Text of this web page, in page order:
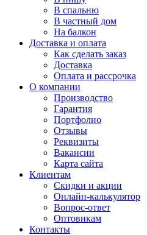
В спальню
В частный дом
На балкон
Доставка и оплата
Как сделать заказ
Доставка
Оплата и рассрочка
О компании
Производство
Гарантия
Портфолио
Отзывы
Реквизиты
Вакансии
Карта сайта
Клиентам
Скидки и акции
Онлайн-калькулятор
Вопрос-ответ
Оптовикам
Контакты